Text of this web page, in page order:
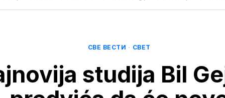
СВЕ ВЕСТИ · СВЕТ
studija Bil